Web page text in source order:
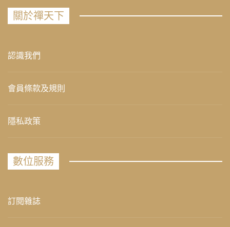
關於禪天下
認識我們
會員條款及規則
隱私政策
數位服務
訂閱雜誌